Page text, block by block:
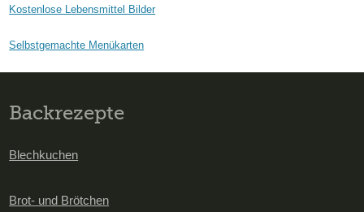
Kostenlose Lebensmittel Bilder
Selbstgemachte Menükarten
Backrezepte
Blechkuchen
Brot- und Brötchen